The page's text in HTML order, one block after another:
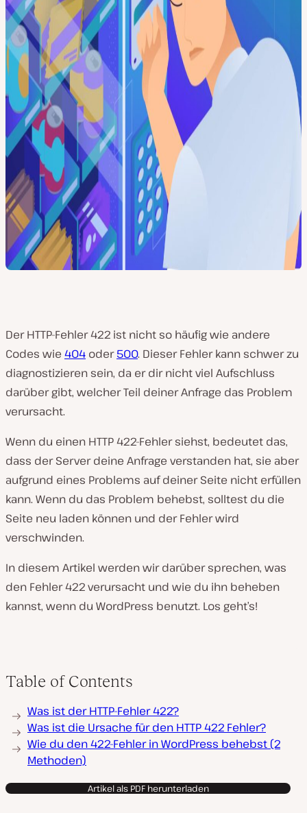
Der HTTP-Fehler 422 ist nicht so häufig wie andere
Codes wie 404 oder500. Dieser Fehler kann schwer zu
diagnostizieren sein, da er dir nicht viel Aufschluss
darüber gibt, welcher Teil deiner Anfrage das Problem
verursacht.
Wenn du einen HTTP 422-Fehler siehst, bedeutet das,
dass der Server deine Anfrage verstanden hat, sie aber
aufgrund eines Problems auf deiner Seite nicht erfüllen
kann. Wenn du das Problem behebst, solltest du die
Seite neu laden können und der Fehler wird
verschwinden.
In diesem Artikel werden wir darüber sprechen, was
den Fehler 422 verursacht und wie du ihn beheben
kannst, wenn du WordPress benutzt. Los geht’s!
Table of Contents
Was ist der HTTP-Fehler 422?
Was ist die Ursache für den HTTP 422 Fehler?
Wie du den 422-Fehler in WordPress behebst (2
Methoden)
Artikel als PDF herunterladen